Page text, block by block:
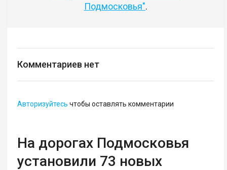
Подмосковья".
Комментариев нет
Авторизуйтесь чтобы оставлять комментарии
На дорогах Подмосковья
установили 73 новых